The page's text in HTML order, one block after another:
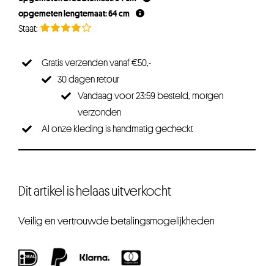
opgemeten lengtemaat: 64 cm
Gratis verzenden vanaf €50,-
30 dagen retour
Vandaag voor 23:59 besteld, morgen
verzonden
Al onze kleding is handmatig gecheckt
Dit artikel is helaas uitverkocht
Veilig en vertrouwde betalingsmogelijkheden